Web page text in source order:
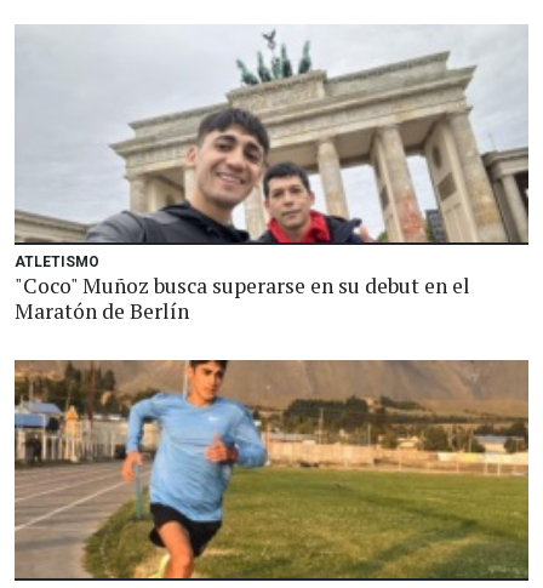
ATLETISMO
"Coco" Muñoz busca superarse en su debut en el
Maratón de Berlín